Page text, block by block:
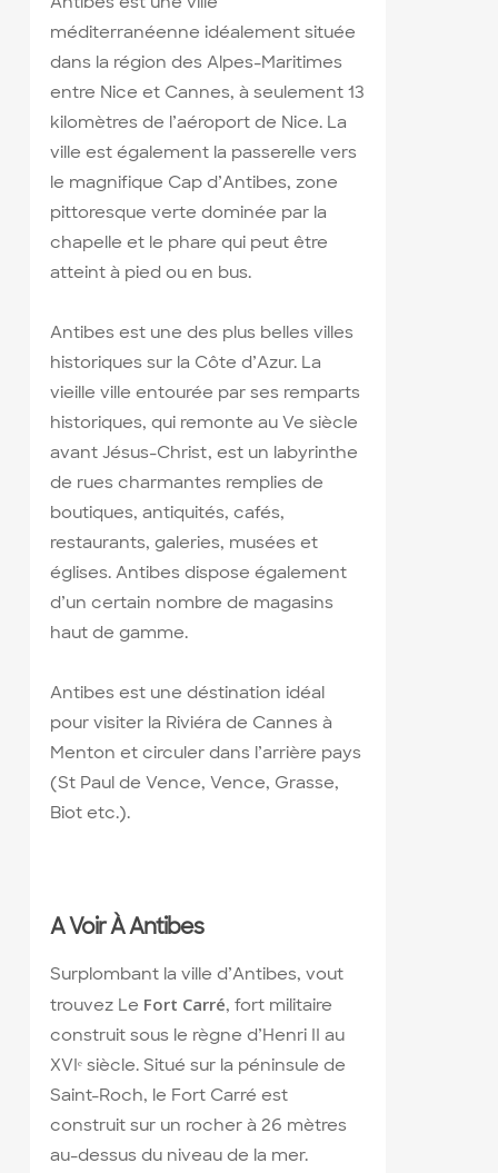
méditerranéenne idéalement située
dans la région des Alpes-Maritimes
entre Nice et Cannes, à seulement 13
kilomètres de l’aéroport de Nice. La
ville est également la passerelle vers
le magnifique Cap d’Antibes, zone
pittoresque verte dominée par la
chapelle et le phare qui peut être
atteint à pied ou en bus.
Antibes est une des plus belles villes
historiques sur la Côte d’Azur. La
vieille ville entourée par ses remparts
historiques, qui remonte au Ve siècle
avant Jésus-Christ, est un labyrinthe
de rues charmantes remplies de
boutiques, antiquités, cafés,
restaurants, galeries, musées et
églises. Antibes dispose également
d’un certain nombre de magasins
haut de gamme.
Antibes est une déstination idéal
pour visiter la Riviéra de Cannes à
Menton et circuler dans l’arrière pays
(St Paul de Vence, Vence, Grasse,
Biot etc.).
A Voir À Antibes
Surplombant la ville d’Antibes, vout
trouvez Le Fort Carré, fort militaire
construit sous le règne d’Henri II au
XVIᵉ siècle. Situé sur la péninsule de
Saint-Roch, le Fort Carré est
construit sur un rocher à 26 mètres
au-dessus du niveau de la mer.